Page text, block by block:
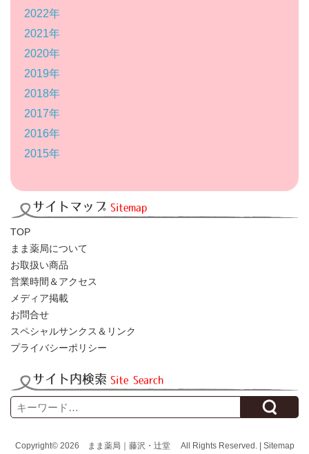
2022年
2021年
2020年
2019年
2018年
2017年
2016年
2015年
サイトマップ Sitemap
TOP
まま薬局について
お取扱い商品
営業時間＆アクセス
メディア掲載
お問合せ
スペシャルサンクス＆リンク
プライバシーポリシー
サイト内検索 Site Search
Search
Copyright© 2026 まま薬局｜藤沢・辻堂 All Rights Reserved. | Sitemap